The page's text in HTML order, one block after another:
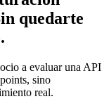
quedarte
a evaluar una API
sino
real.